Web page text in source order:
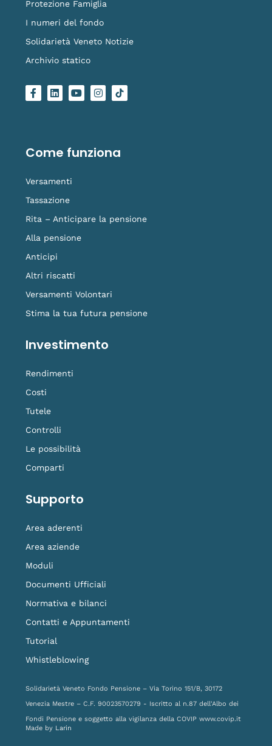
Protezione Famiglia
I numeri del fondo
Solidarietà Veneto Notizie
Archivio statico
F
a
o
k
L
i
i
n
Y
o
e
I
n
r
a
L
o
i
k
Come funziona
Versamenti
Tassazione
Rita – Anticipare la pensione
Alla pensione
Anticipi
Altri riscatti
Versamenti Volontari
Stima la tua futura pensione
Investimento
Rendimenti
Costi
Tutele
Controlli
Le possibilità
Comparti
Supporto
Area aderenti
Area aziende
Moduli
Documenti Ufficiali
Normativa e bilanci
Contatti e Appuntamenti
Tutorial
Whistleblowing
Solidarietà Veneto Fondo Pensione – Via Torino 151/B, 30172
Venezia Mestre – C.F. 90023570279 - Iscritto al n.87 dell'Albo dei
Fondi Pensione e soggetto alla vigilanza della COVIP www.covip.it
Made by Larin